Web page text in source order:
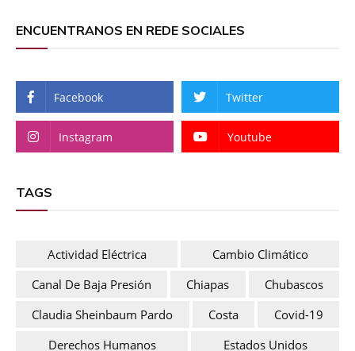
ENCUENTRANOS EN REDE SOCIALES
Facebook Twitter
Instagram Youtube
TAGS
Actividad Eléctrica
Cambio Climático
Canal De Baja Presión
Chiapas
Chubascos
Claudia Sheinbaum Pardo
Costa
Covid-19
Derechos Humanos
Estados Unidos